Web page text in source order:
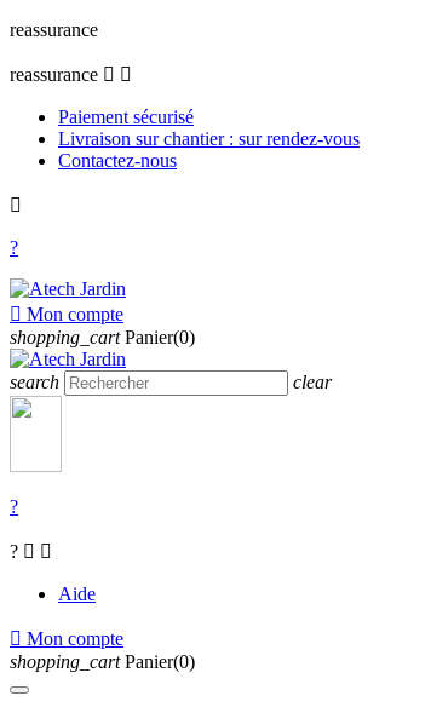
reassurance
reassurance  
Paiement sécurisé
Livraison sur chantier : sur rendez-vous
Contactez-nous

?
 Mon compte
shopping_cart Panier(0)
search clear
?
?  
Aide
 Mon compte
shopping_cart Panier(0)